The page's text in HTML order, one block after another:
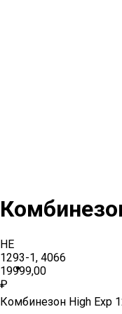
HE
1293-1, 4066
19999,00
₽
Комбинезон High Exp